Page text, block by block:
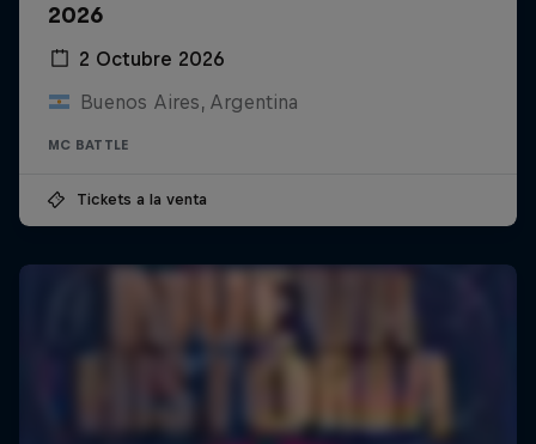
2026
2 Octubre 2026
Buenos Aires, Argentina
MC BATTLE
Tickets a la venta